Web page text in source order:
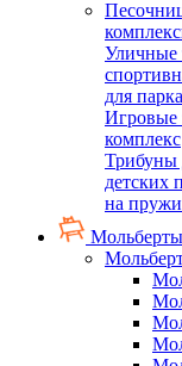
Уличные
для парка
Игровые
комплекс
Трибуны
детских
на